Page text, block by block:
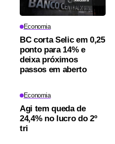
Economia
BC corta Selic em 0,25
ponto para 14% e
deixa próximos
passos em aberto
Economia
Agi tem queda de
24,4% no lucro do 2º
tri